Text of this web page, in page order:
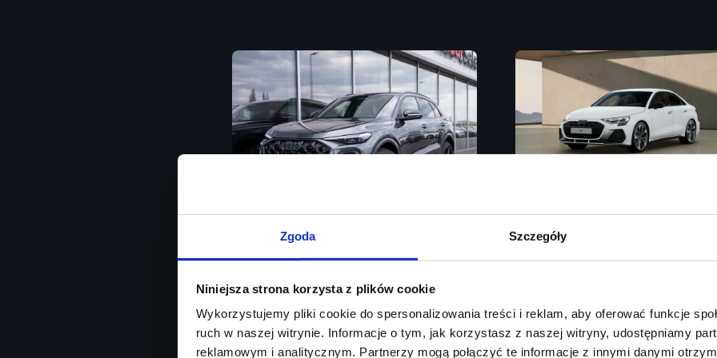
Zgoda Szczegóły
Niniejsza strona korzysta z plików cookie
Wykorzystujemy pliki cookie do spersonalizowania treści i reklam, aby oferować funkcje
ruch w naszej witrynie. Informacje o tym, jak korzystasz z naszej witryny, udostępniamy
reklamowym i analitycznym. Partnerzy mogą połączyć te informacje z innymi danymi
Od ręki / Matrix LED / Akt. tempomat / Martwe pole / Kamera 360
Rok produkcji2026
Moc silnika150 KM